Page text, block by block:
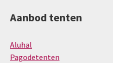
Aanbod tenten
Aluhal
Pagodetenten